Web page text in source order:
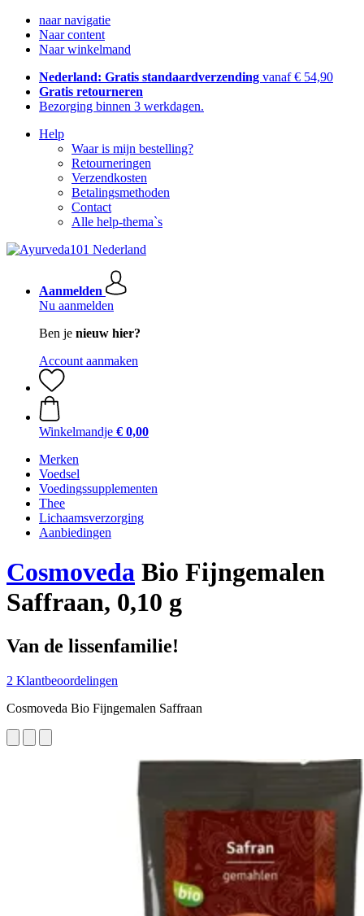
naar navigatie
Naar content
Naar winkelmand
Nederland: Gratis standaardverzending vanaf € 54,90
Gratis retourneren
Bezorging binnen 3 werkdagen.
Help
Waar is mijn bestelling?
Retourneringen
Verzendkosten
Betalingsmethoden
Contact
Alle help-thema`s
Aanmelden
Nu aanmelden
Ben je nieuw hier?
Account aanmaken
Winkelmandje € 0,00
Merken
Voedsel
Voedingssupplementen
Thee
Lichaamsverzorging
Aanbiedingen
Cosmoveda Bio Fijngemalen
Saffraan, 0,10 g
Van de lissenfamilie!
2 Klantbeoordelingen
Cosmoveda Bio Fijngemalen Saffraan